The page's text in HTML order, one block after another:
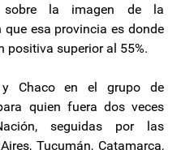
sobre la imagen de la
esa provincia es donde
positiva superior al 55%.
y Chaco en el grupo de
quien fuera dos veces
seguidas por las
Tucumán, Catamarca,